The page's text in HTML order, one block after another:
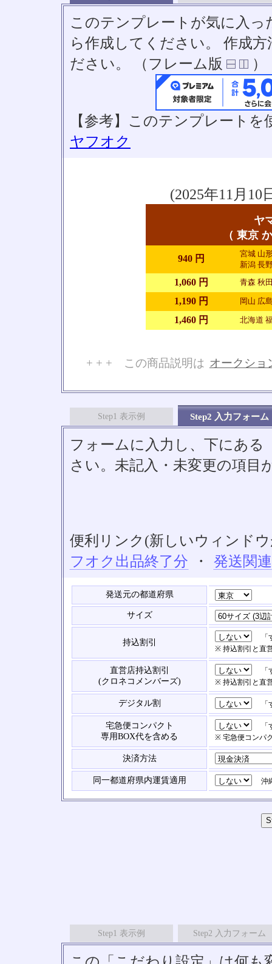
このテンプレートが気に入っ
ら作成してください。 作成
ださい。 （フレーム版
）
【参考】このテンプレート
ヤフオク
(2025年11月
ヤ
（ 東京
940 円
宮城 山
新潟 長
1,060 円 青森 秋
1,190 円 岡山 広
1,460 円 北海道
+ + + この商品説明は オークショ
Step1 表示例 Step2 入力フォーム
フォームに入力し、下にあ
さい。未記入・未変更の項目
便利リンク(新しいウィンド
フオク出品終了分
・ 発送関
発送元の都道府県
サイズ
持込割引
「
※ 持込割引と直
直営店持込割引
(クロネコメンバーズ)
「
※ 持込割引と直
デジタル割 「
宅急便コンパクト
専用BOX代を含める
「
※ 宅急便コンパ
決済方法
同一都道府県内運賃適用 沖
Step1 表示例 Step2 入力フォーム